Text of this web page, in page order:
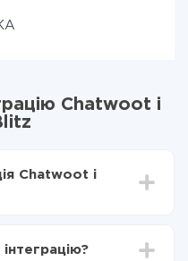
Chatwoot і
Chatwoot і
з Chatwoot в